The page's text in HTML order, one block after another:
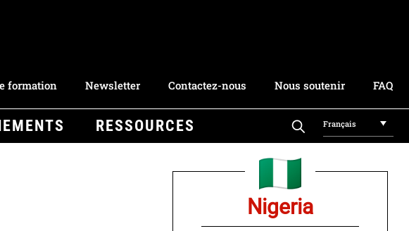
formation Newsletter Contactez-nous Nous soutenir FAQ
RESSOURCES Français
Nigeria